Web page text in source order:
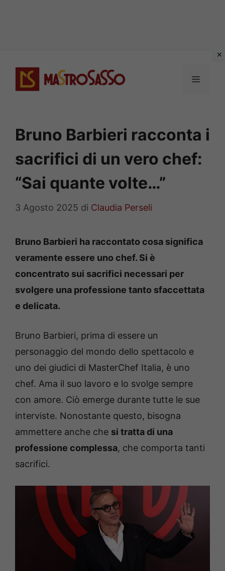
contenuto
MENU
Bruno Barbieri racconta i
sacrifici di un vero chef:
“Sai quante volte…”
3 Agosto 2025 di Claudia Perseli
Bruno Barbieri ha raccontato cosa significa
veramente essere uno chef. Si è
concentrato sui sacrifici necessari per
svolgere una professione tanto sfaccettata
e delicata.
Bruno Barbieri, prima di essere un
personaggio del mondo dello spettacolo e
uno dei giudici di MasterChef Italia, è uno
chef. Ama il suo lavoro e lo svolge sempre
con amore. Ciò emerge durante tutte le sue
interviste. Nonostante questo, bisogna
ammettere anche che si tratta di una
professione complessa, che comporta tanti
sacrifici.